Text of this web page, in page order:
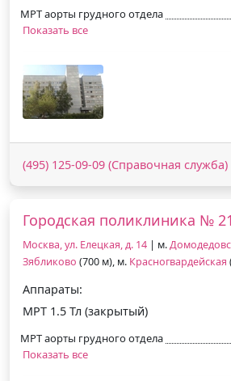
МРТ аорты грудного отдела
Показать все
(495) 125-09-09 (Справочная служба)
Городская поликлиника №
Москва, ул. Елецкая, д. 14 | м.
Зябликово (700 м), м. Красногвардейская
Аппараты:
МРТ 1.5 Тл (закрытый)
МРТ аорты грудного отдела
Показать все